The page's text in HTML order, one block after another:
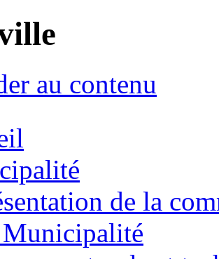
au contenu
de la